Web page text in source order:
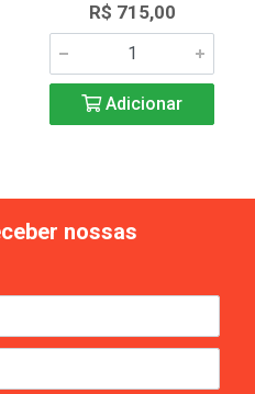
R$ 715,00
Adicionar
nossas